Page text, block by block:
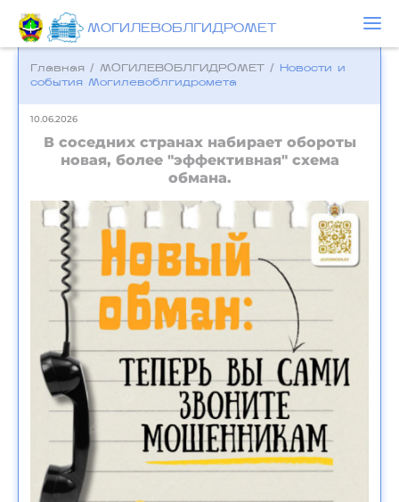
МОГИЛЕВОБЛГИДРОМЕТ
Главная / МОГИЛЕВОБЛГИДРОМЕТ /
Новости и
события Могилевоблгидромета
10.06.2026
В соседних странах набирает обороты
новая, более "эффективная" схема
обмана.